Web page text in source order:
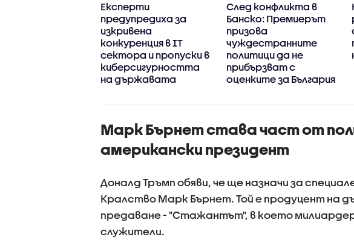
Експерти
предупредиха за
изкривена
конкуренция в IT
сектора и пропуски в
киберсигурността
на държавата
След конфликта в
Банско: Премиерът
призова
чуждестранните
политици да не
прибързват с
оценките за България
Марк Бърнет става част от
американски президент
Доналд Тръмп обяви, че ще назначи за
Кралство Марк Бърнет. Той е продуцент на
предаване - "Стажантът", в което
служители.